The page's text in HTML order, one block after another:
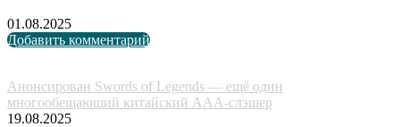
01.08.2025
Добавить комментарий
Анонсирован Swords of Legends — ещё один
многообещающий китайский AAA-слэшер
19.08.2025